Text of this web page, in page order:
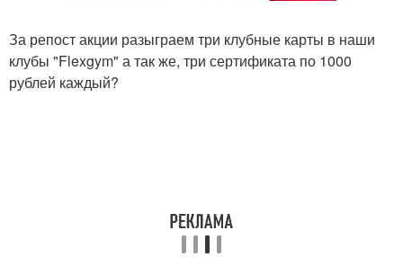
За репост акции разыграем три клубные карты в наши
клубы "Flexgym" а так же, три сертификата по 1000
рублей каждый?